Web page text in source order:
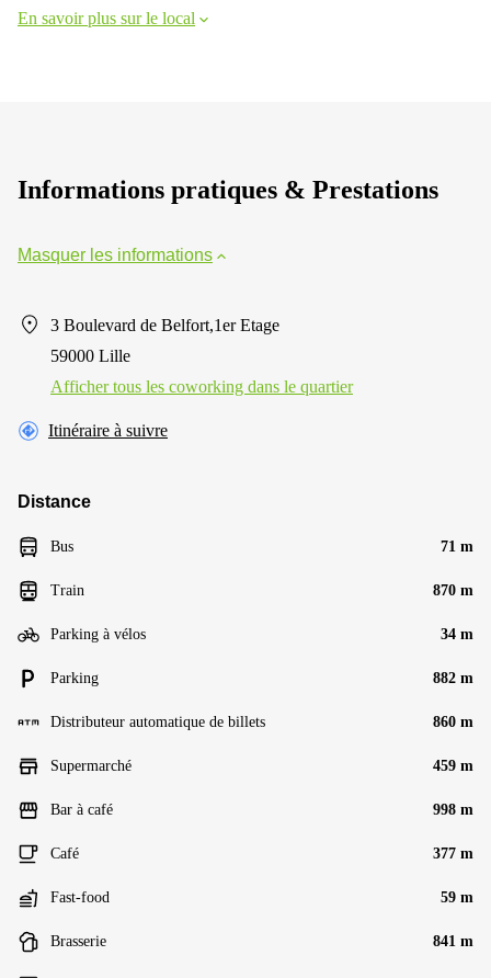
En savoir plus sur le local
Informations pratiques & Prestations
Masquer les informations
3 Boulevard de Belfort,1er Etage
59000 Lille
Afficher tous les сoworking dans le quartier
Itinéraire à suivre
Distance
Bus 71 m
Train 870 m
Parking à vélos 34 m
Parking 882 m
Distributeur automatique de billets 860 m
Supermarché 459 m
Bar à café 998 m
Café 377 m
Fast-food 59 m
Brasserie 841 m